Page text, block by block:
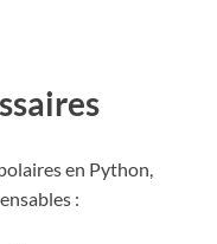
en Python,
: